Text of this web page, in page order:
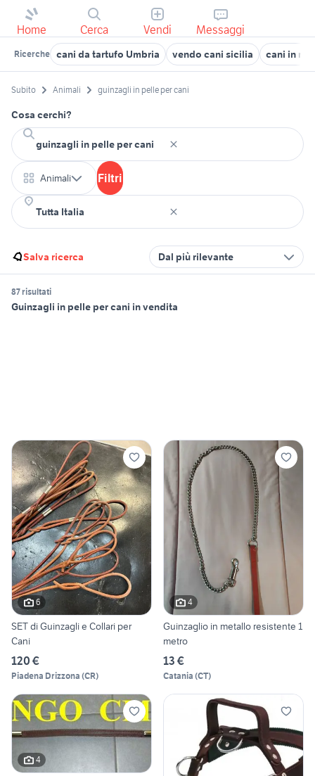
Home Cerca Vendi Messaggi
Ricerche cani da tartufo Umbria vendo cani sicilia cani in
Subito Animali guinzagli in pelle per cani
Cosa cerchi?
Animali Filtri
Salva ricerca Dal più rilevante
87 risultati
Guinzagli in pelle per cani in vendita
6
SET di Guinzagli e Collari per
Cani
120 €
Piadena Drizzona (CR)
4
Guinzaglio in metallo resistente 1
metro
13 €
Catania (CT)
4